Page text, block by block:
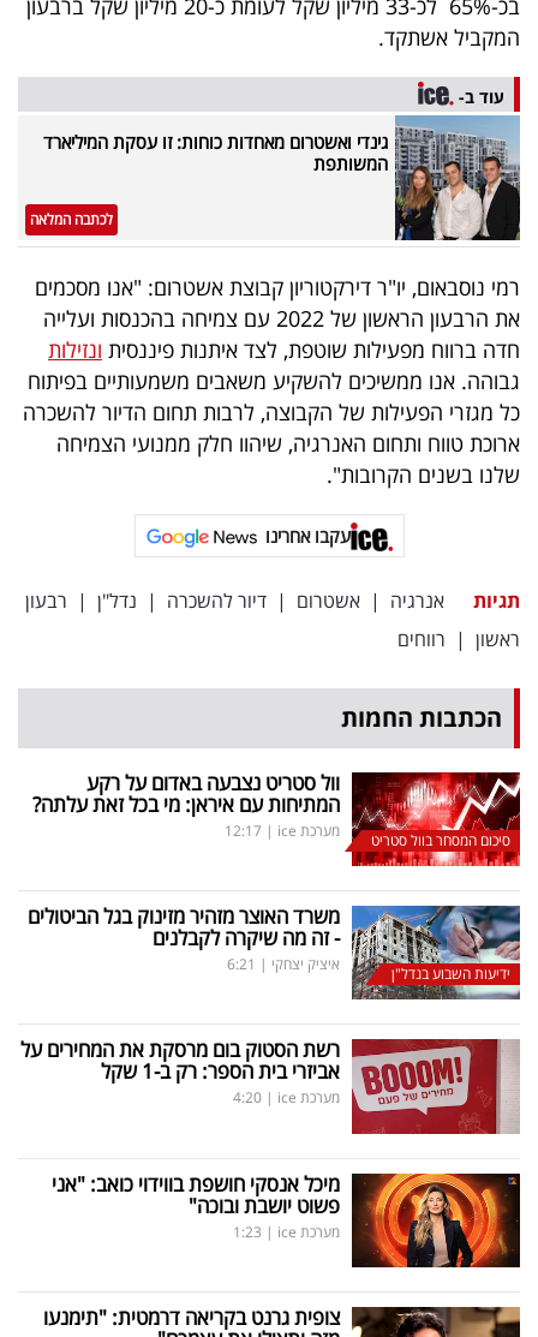
בכ-65% לכ-33 מיליון שקל לעומת כ-20 מיליון שקל ברבעון
המקביל אשתקד.
עוד ב-
גינדי ואשטרום מאחדות כוחות: זו עסקת המיליארד
המשותפת
לכתבה המלאה
רמי נוסבאום, יו"ר דירקטוריון קבוצת אשטרום: "אנו מסכמים
את הרבעון הראשון של 2022 עם צמיחה בהכנסות ועלייה
חדה ברווח מפעילות שוטפת, לצד איתנות פיננסית ונזילות
גבוהה. אנו ממשיכים להשקיע משאבים משמעותיים בפיתוח
כל מגזרי הפעילות של הקבוצה, לרבות תחום הדיור להשכרה
ארוכת טווח ותחום האנרגיה, שיהוו חלק ממנועי הצמיחה
שלנו בשנים הקרובות".
עקבו אחרינו
תגיות אנרגיה | אשטרום | דיור להשכרה | נדל"ן | רבעון
ראשון | רווחים
הכתבות החמות
סיכום המסחר בוול סטריט
וול סטריט נצבעה באדום על רקע
המתיחות עם איראן: מי בכל זאת עלתה?
מערכת ice |
12:17
ידיעות השבוע בנדל"ן
משרד האוצר מזהיר מזינוק בגל הביטולים
- זה מה שיקרה לקבלנים
איציק יצחקי |
6:21
רשת הסטוק בום מרסקת את המחירים על
אביזרי בית הספר: רק ב-1 שקל
מערכת ice |
4:20
מיכל אנסקי חושפת בווידוי כואב: "אני
פשוט יושבת ובוכה"
מערכת ice |
1:23
צופית גרנט בקריאה דרמטית: "תימנעו